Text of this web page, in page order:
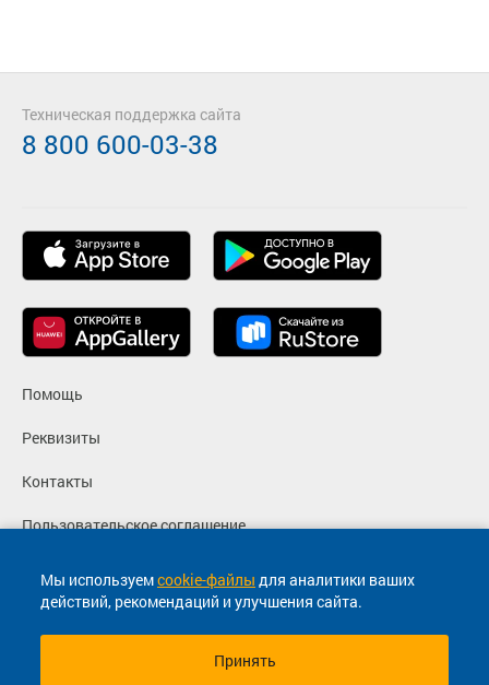
Мы используемcookie-файлы для аналитики ваших
действий, рекомендаций и улучшения сайта.
Принять
Помощь
Реквизиты
Контакты
Пользовательское соглашение
Политика конфиденциальности
Согласие на маркетинговые сообщения
Техническая поддержка сайта
8 800 600-03-38
© 2013-2026, ООО "Капитал"- Онлайн сервис продажи